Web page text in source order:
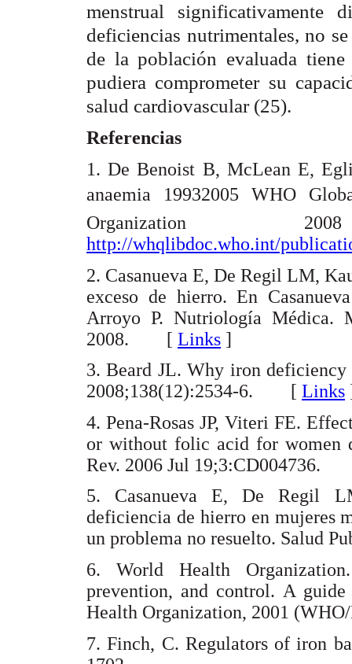
menstrual significativamente
deficiencias nutrimentales, no
de la población evaluada
pudiera comprometer su
salud cardiovascular (25).
Referencias
1. De Benoist B, McLean E,
anaemia 19932005 WHO
Organization
http://whqlibdoc.who.int/
2. Casanueva E, De Regil LM,
exceso de hierro. En
Arroyo P. Nutriología Médica.
2008. [ Links ]
3. Beard JL. Why iron
2008;138(12):2534-6. [ Links
4. Pena-Rosas JP, Viteri FE.
or without folic acid for women
Rev. 2006 Jul
5. Casanueva E, De Regil
deficiencia de hierro en mujeres
un problema no resuelto.
6. World Health
prevention, and control. A
Health Organization, 2001
7. Finch, C. Regulators of iron